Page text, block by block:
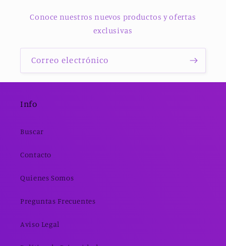
Conoce nuestros nuevos productos y ofertas
exclusivas
Correo electrónico
Info
Buscar
Contacto
Quienes Somos
Preguntas Frecuentes
Aviso Legal